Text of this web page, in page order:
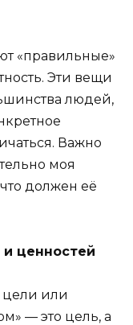
«правильные»
Эти вещи
людей,
Важно
моя
должен её
ценностей
цели или
— это цель, а